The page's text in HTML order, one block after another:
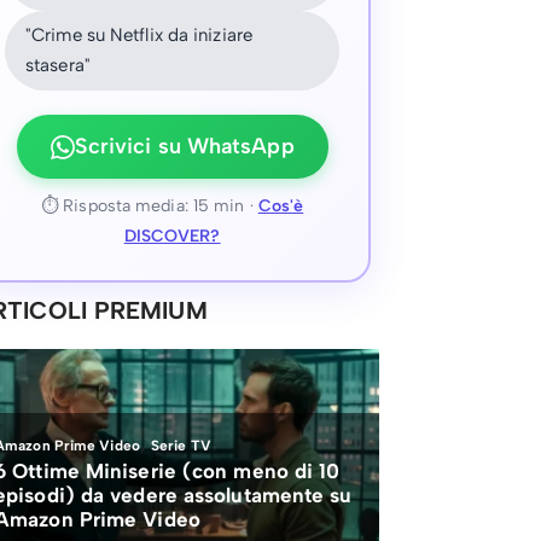
"Crime su Netflix da iniziare
stasera"
Scrivici su WhatsApp
⏱ Risposta media: 15 min · Cos'è
DISCOVER?
PREMIUM